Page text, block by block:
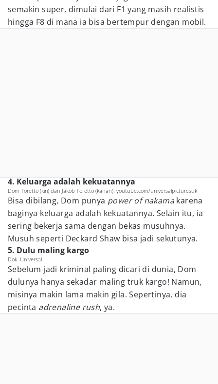
semakin super, dimulai dari F1 yang masih realistis
hingga F8 di mana ia bisa bertempur dengan mobil.
4. Keluarga adalah kekuatannya
Dom Toretto (kiri) dan Jakob Toretto (kanan). youtube.com/universalpicturesuk
Bisa dibilang, Dom punya power of nakamakarena
baginya keluarga adalah kekuatannya. Selain itu, ia
sering bekerja sama dengan bekas musuhnya.
Musuh seperti Deckard Shaw bisa jadi sekutunya.
5. Dulu maling kargo
Dok. Universal
Sebelum jadi kriminal paling dicari di dunia, Dom
dulunya hanya sekadar maling truk kargo! Namun,
misinya makin lama makin gila. Sepertinya, dia
pecinta adrenaline rush, ya.